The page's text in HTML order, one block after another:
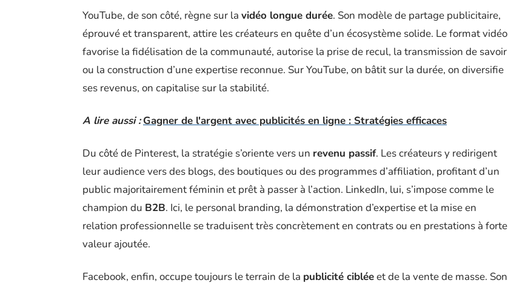
YouTube, de son côté, règne sur la vidéo longue durée. Son modèle de partage publicitaire,
éprouvé et transparent, attire les créateurs en quête d’un écosystème solide. Le format vidéo
favorise la fidélisation de la communauté, autorise la prise de recul, la transmission de savoir
ou la construction d’une expertise reconnue. Sur YouTube, on bâtit sur la durée, on diversifie
ses revenus, on capitalise sur la stabilité.
A lire aussi : Gagner de l'argent avec publicités en ligne : Stratégies efficaces
Du côté de Pinterest, la stratégie s’oriente vers un revenu passif. Les créateurs y redirigent
leur audience vers des blogs, des boutiques ou des programmes d’affiliation, profitant d’un
public majoritairement féminin et prêt à passer à l’action. LinkedIn, lui, s’impose comme le
champion du B2B. Ici, le personal branding, la démonstration d’expertise et la mise en
relation professionnelle se traduisent très concrètement en contrats ou en prestations à forte
valeur ajoutée.
Facebook, enfin, occupe toujours le terrain de la publicité cibléeet de la vente de masse. Son